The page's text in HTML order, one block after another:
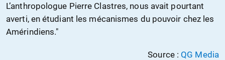
L’anthropologue Pierre Clastres, nous avait pourtant
averti, en étudiant les mécanismes du pouvoir chez les
Amérindiens."
Source : QG Media